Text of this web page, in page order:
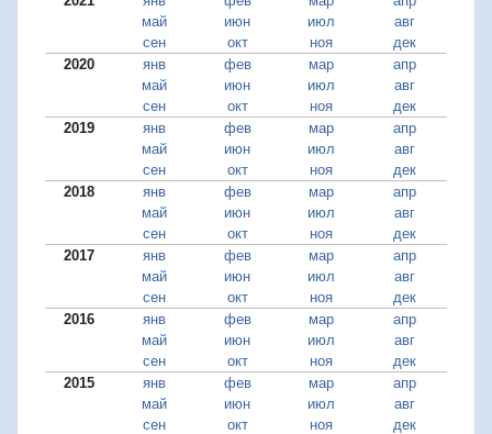
май
июн июл
авг
сен
окт ноя
дек
2020
янв фев мар
апр
май
июн июл
авг
сен
окт ноя
дек
2019
янв фев мар
апр
май
июн июл
авг
сен
окт ноя
дек
2018
янв фев мар
апр
май
июн июл
авг
сен
окт ноя
дек
2017
янв фев мар
апр
май
июн июл
авг
сен
окт ноя
дек
2016
янв фев мар
апр
май
июн июл
авг
сен
окт ноя
дек
2015
янв фев мар
апр
май
июн июл
авг
сен
окт ноя
дек